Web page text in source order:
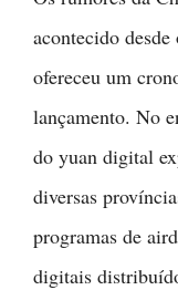
acontecido
ofereceu um
lançamento. No
do yuan digital
diversas
programas de
digitais